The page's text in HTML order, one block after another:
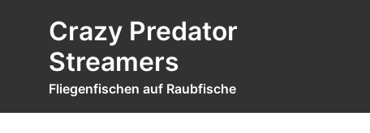
springen
Crazy Predator
Streamers
Fliegenfischen auf Raubfische